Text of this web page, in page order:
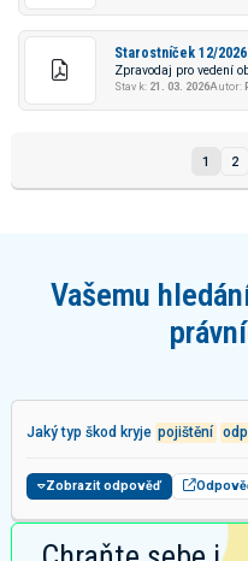
Starostníček 12/2026
Zpravodaj pro vedení
Stav k: 21. 03. 2026Autor:
1 2
Vašemu
Jaký typ škod kryje pojištění
Zobrazit odpověď